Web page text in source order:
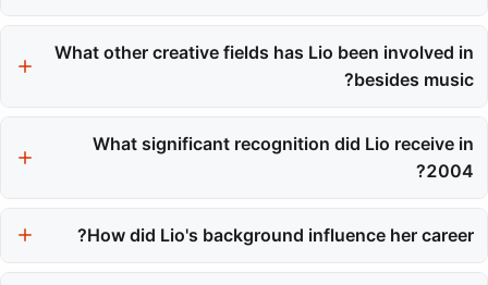
What other creative fields has Lio been involved in
besides music?
has worked in fashion and television judging.
What significant recognition did Lio receive in
2004?
her cultural impact.
How did Lio's background influence her career?